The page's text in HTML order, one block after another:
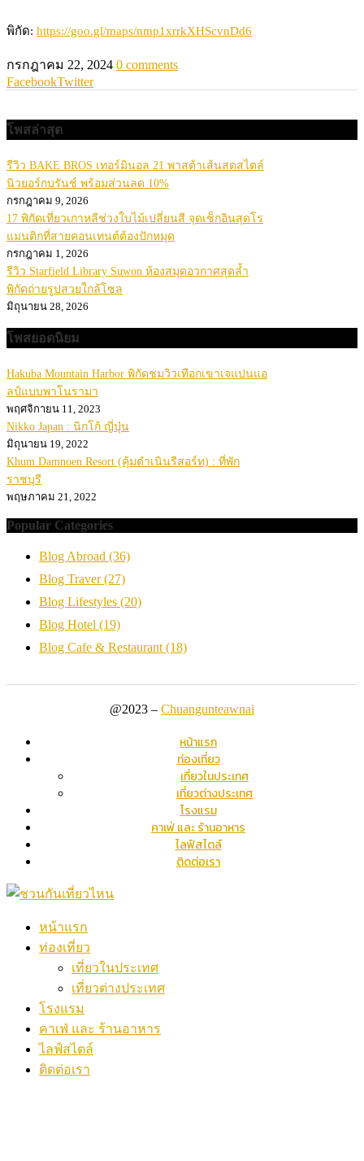
พิกัด: https://goo.gl/maps/nmp1xrrkXHScvnDd6
กรกฎาคม 22, 2024 0 comments
FacebookTwitter
โพสล่าสุด
รีวิว BAKE BROS เทอร์มินอล 21 พาสต้าเส้นสดสไตล์
นิวยอร์กบรันช์ พร้อมส่วนลด 10%
กรกฎาคม 9, 2026
17 พิกัดเที่ยวเกาหลีช่วงใบไม้เปลี่ยนสี จุดเช็กอินสุดโร
แมนติกที่สายคอนเทนต์ต้องปักหมุด
กรกฎาคม 1, 2026
รีวิว Starfield Library Suwon ห้องสมุดอวกาศสุดล้ำ
พิกัดถ่ายรูปสวยใกล้โซล
มิถุนายน 28, 2026
โพสยอดนิยม
Hakuba Mountain Harbor พิกัดชมวิวเทือกเขาเจแปนแอ
ลป์แบบพาโนรามา
พฤศจิกายน 11, 2023
Nikko Japan : นิกโก้ ญี่ปุ่น
มิถุนายน 19, 2022
Khum Damnoen Resort (คุ้มดำเนินรีสอร์ท) : ที่พัก
ราชบุรี
พฤษภาคม 21, 2022
Popular Categories
Blog Abroad (36)
Blog Traver(27)
Blog Lifestyles (20)
Blog Hotel (19)
Blog Cafe & Restaurant (18)
@2023 – Chuangunteawnai
หน้าแรก
ท่องเที่ยว
เที่ยวในประเทศ
เที่ยวต่างประเทศ
โรงแรม
คาเฟ่ และ ร้านอาหาร
ไลฟ์สไตล์
ติดต่อเรา
หน้าแรก
ท่องเที่ยว
เที่ยวในประเทศ
เที่ยวต่างประเทศ
โรงแรม
คาเฟ่ และ ร้านอาหาร
ไลฟ์สไตล์
ติดต่อเรา